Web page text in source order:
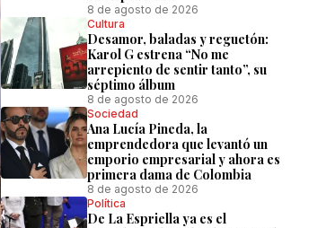
8 de agosto de 2026
Cultura
Desamor, baladas y reguetón:
Karol G estrena “No me
arrepiento de sentir tanto”, su
séptimo álbum
8 de agosto de 2026
Sociedad
Ana Lucía Pineda, la
emprendedora que levantó un
emporio empresarial y ahora es
primera dama de Colombia
8 de agosto de 2026
Política
De La Espriella ya es el